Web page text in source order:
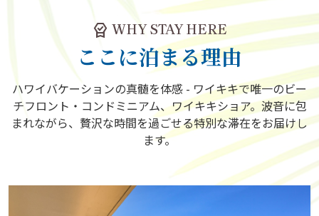
editor_choice WHY STAY HERE
ここに泊まる理由
ハワイバケーションの真髄を体感 - ワイキキで唯一のビー
チフロント・コンドミニアム、ワイキキショア。波音に包
まれながら、贅沢な時間を過ごせる特別な滞在をお届けし
ます。